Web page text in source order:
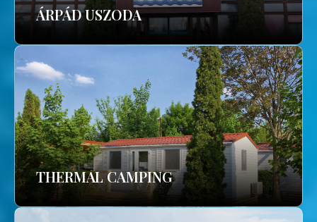
ÁRPÁD USZODA
THERMAL CAMPING